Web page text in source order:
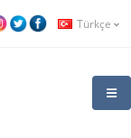
Türkçe